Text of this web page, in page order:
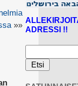
»» ADRESSI !!